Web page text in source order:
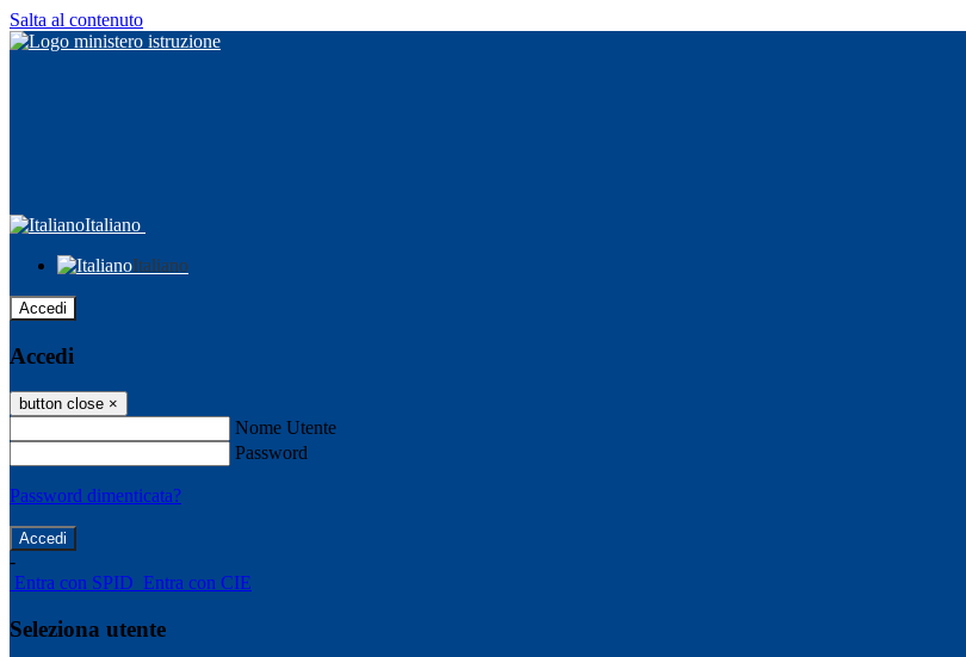
Salta al contenuto
Italiano
Italiano
Accedi
Accedi
button close ×
Nome Utente
Password
Password dimenticata?
-
Entra con SPID Entra con CIE
Seleziona utente